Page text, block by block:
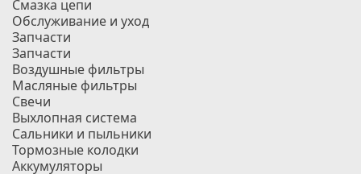
Смазка цепи
Обслуживание и уход
Запчасти
Запчасти
Воздушные фильтры
Масляные фильтры
Свечи
Выхлопная система
Сальники и пыльники
Тормозные колодки
Аккумуляторы